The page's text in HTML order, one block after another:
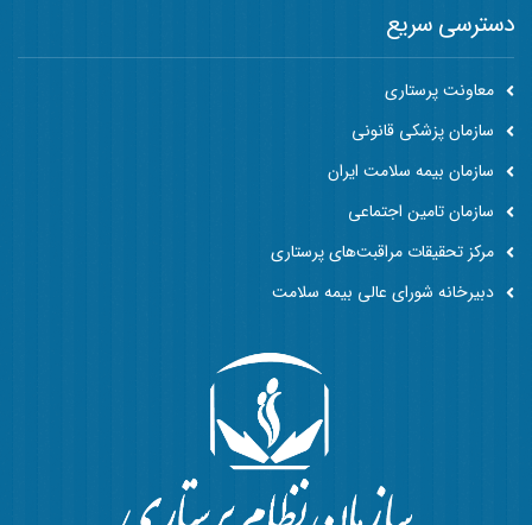
دسترسی سریع
معاونت پرستاری
سازمان پزشکی قانونی
سازمان بیمه سلامت ایران
سازمان تامین اجتماعی
مرکز تحقیقات مراقبت‌های پرستاری
دبیرخانه شورای عالی بیمه سلامت